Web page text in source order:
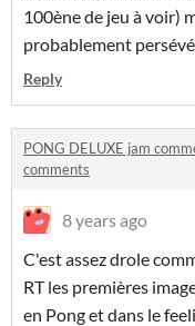
100ène de jeu à voir)
probablement
Reply
PONG DELUXE jam
comments
8 years ago
C'est assez drole
RT les premières
en Pong et dans le